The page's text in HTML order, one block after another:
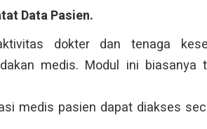
Data Pasien.
dokter dan tenaga
medis. Modul ini biasanya
medis pasien dapat diakses